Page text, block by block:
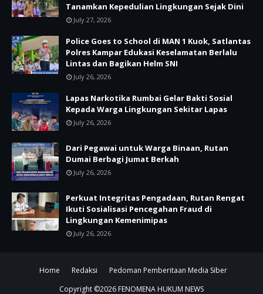
Tanamkan Kepedulian Lingkungan Sejak Dini
July 27, 2026
Police Goes to School di MAN 1 Kuok, Satlantas
Polres Kampar Edukasi Keselamatan Berlalu
Lintas dan Bagikan Helm SNI
July 26, 2026
Lapas Narkotika Rumbai Gelar Bakti Sosial
Kepada Warga Lingkungan Sekitar Lapas
July 26, 2026
Dari Pegawai untuk Warga Binaan, Rutan
Dumai Berbagi Jumat Berkah
July 26, 2026
Perkuat Integritas Pengadaan, Rutan Rengat
Ikuti Sosialisasi Pencegahan Fraud di
Lingkungan Kemenimipas
July 26, 2026
Home Redaksi
Pedoman Pemberitaan Media Siber
Copyright ©2026 FENOMENA HUKUM NEWS